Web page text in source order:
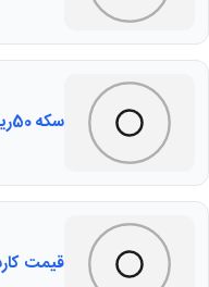
سکه 50ریالی 60 دور جمهوری
قیمت